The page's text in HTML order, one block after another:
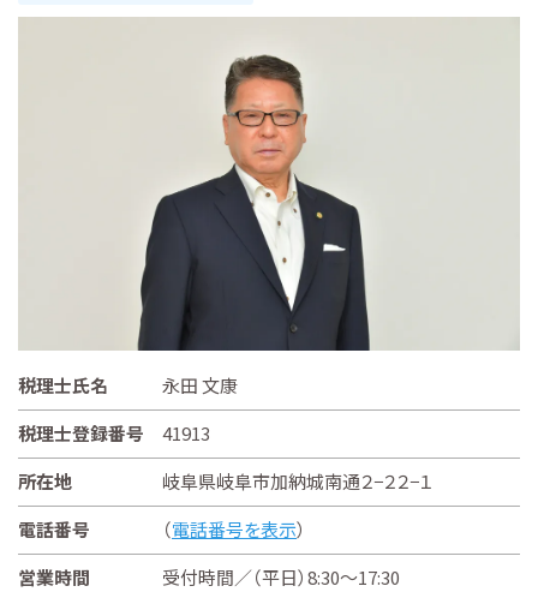
税理士氏名
永田 文康
税理士登録番号
41913
所在地
岐阜県岐阜市加納城南通２−２２−１
電話番号
（電話番号を表示）
営業時間
受付時間／（平日）8:30～17:30